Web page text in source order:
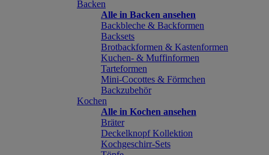
Backen
Alle in Backen ansehen
Backbleche & Backformen
Backsets
Brotbackformen & Kastenformen
Kuchen- & Muffinformen
Tarteformen
Mini-Cocottes & Förmchen
Backzubehör
Kochen
Alle in Kochen ansehen
Bräter
Deckelknopf Kollektion
Kochgeschirr-Sets